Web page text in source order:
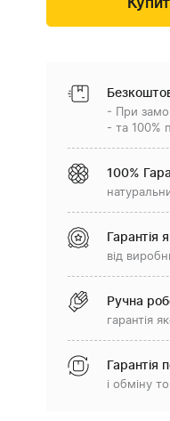
- При
- та 100%
100%
Гарантія
від
Ручна
гарантія
Гарантія
і обміну